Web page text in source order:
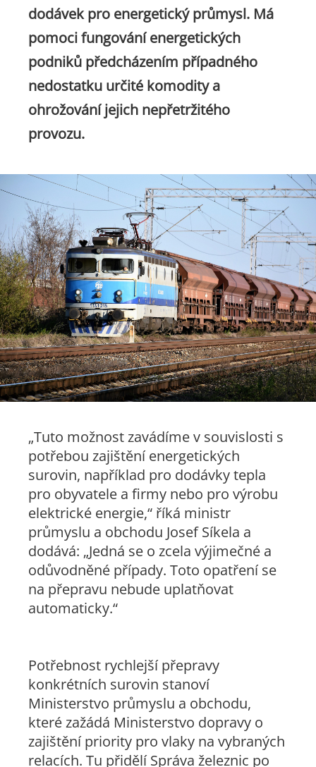
dodávek pro energetický průmysl. Má
pomoci fungování energetických
podniků předcházením případného
nedostatku určité komodity a
ohrožování jejich nepřetržitého
provozu.
„Tuto možnost zavádíme v souvislosti s
potřebou zajištění energetických
surovin, například pro dodávky tepla
pro obyvatele a firmy nebo pro výrobu
elektrické energie,“ říká ministr
průmyslu a obchodu Josef Síkela a
dodává: „Jedná se o zcela výjimečné a
odůvodněné případy. Toto opatření se
na přepravu nebude uplatňovat
automaticky.“
Potřebnost rychlejší přepravy
konkrétních surovin stanoví
Ministerstvo průmyslu a obchodu,
které zažádá Ministerstvo dopravy o
zajištění priority pro vlaky na vybraných
relacích. Tu přidělí Správa železnic po